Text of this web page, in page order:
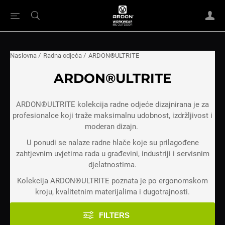
Naslovna / Radna odjeća / ARDON®ULTRITE
ARDON®ULTRITE
ARDON®ULTRITE kolekcija radne odjeće dizajnirana je za
profesionalce koji traže maksimalnu udobnost, izdržljivost i
moderan dizajn.
U ponudi se nalaze radne hlače koje su prilagođene
zahtjevnim uvjetima rada u građevini, industriji i servisnim
djelatnostima.
Kolekcija ARDON®ULTRITE poznata je po ergonomskom
kroju, kvalitetnim materijalima i dugotrajnosti.
FILTERS